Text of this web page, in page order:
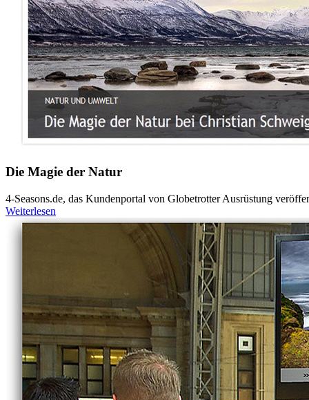
Die Magie der Natur
4-Seasons.de, das Kundenportal von Globetrotter Ausrüstung
Weiterlesen